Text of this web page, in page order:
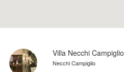
Villa Necchi Campiglio
Necchi Campiglio